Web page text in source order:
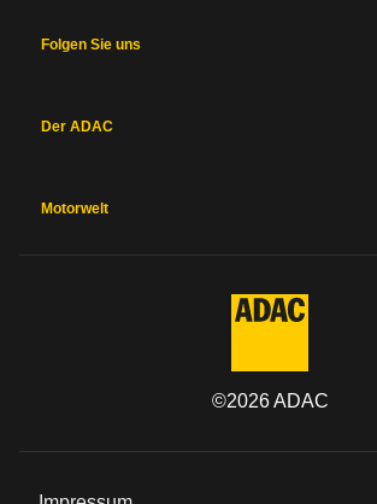
Folgen Sie uns
Der ADAC
Motorwelt
©2026ADAC